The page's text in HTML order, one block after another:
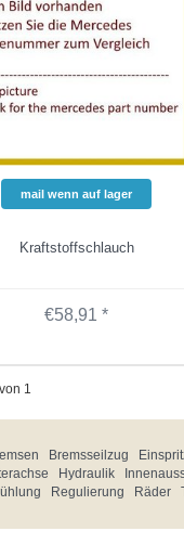
mail wenn auf lager
Kraftstoffschlauch
€58,91 *
1
Bremsseilzug
Hydraulik
Regulierung Räder